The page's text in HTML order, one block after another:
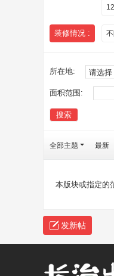
装修情况 :
所在地:
面积范围:
搜索
全部主题 最新
本版块或指定的
发新帖